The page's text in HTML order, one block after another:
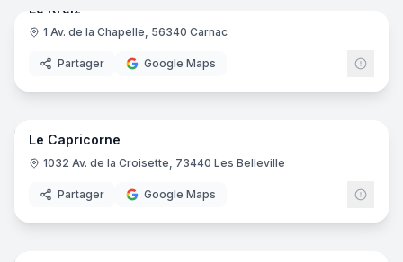
Le Kreiz
1 Av. de la Chapelle, 56340 Carnac
Partager Google Maps
10
Le Capricorne
1032 Av. de la Croisette, 73440 Les Belleville
Partager Google Maps
6